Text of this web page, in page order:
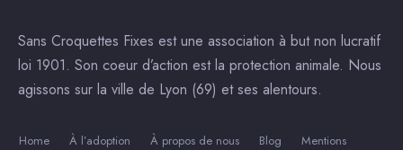
Sans Croquettes Fixes est une association à but non lucratif
loi 1901. Son coeur d’action est la protection animale. Nous
agissons sur la ville de Lyon (69) et ses alentours.
Home À l’adoption À propos de nous Blog Mentions